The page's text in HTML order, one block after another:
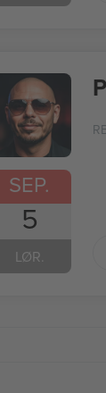
SEP.
5
LØR.